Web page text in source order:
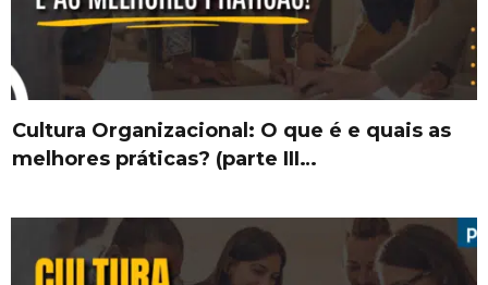
Cultura Organizacional: O que é e quais as
melhores práticas? (parte III…